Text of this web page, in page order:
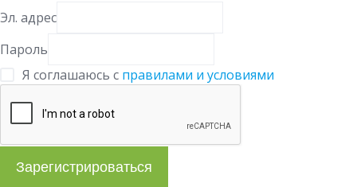
Эл. адрес
Пароль
Я соглашаюсь с правилами и условиями
Зарегистрироваться